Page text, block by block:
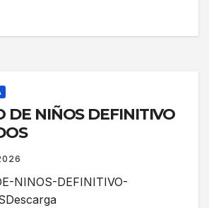
DE NIÑOS DEFINITIVO
NINOS-DEFINITIVO-